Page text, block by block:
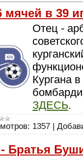
мячей в 39
Отец -
Кургана
ЗДЕСЬ.
1357 |
Братья